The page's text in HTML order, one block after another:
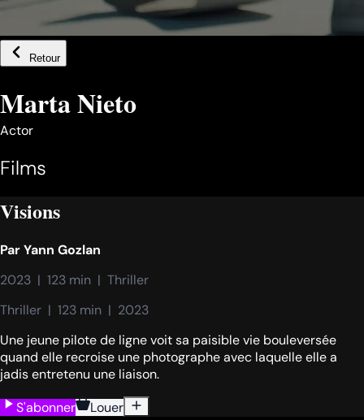
Retour
Marta Nieto
Actor
Films
Visions
ParYann Gozlan
2023  |  123 min  |  Thriller
Thriller  |  123 min  |  2023
Une jeune pilote de ligne voit sa paisible vie bouleversée
quand elle recroise une photographe avec laquelle elle a
jadis entretenu une liaison.
S'abonner
Louer